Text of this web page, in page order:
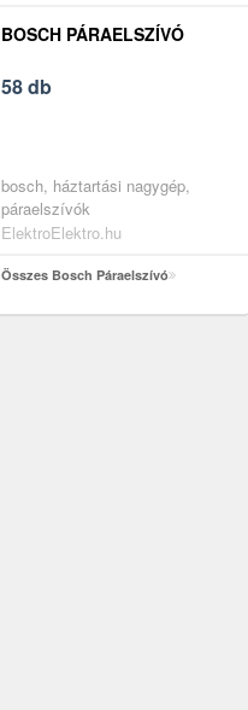
BOSCH PÁRAELSZÍVÓ
58 db
bosch, háztartási nagygép,
páraelszívók
ElektroElektro.hu
Összes Bosch Páraelszívó